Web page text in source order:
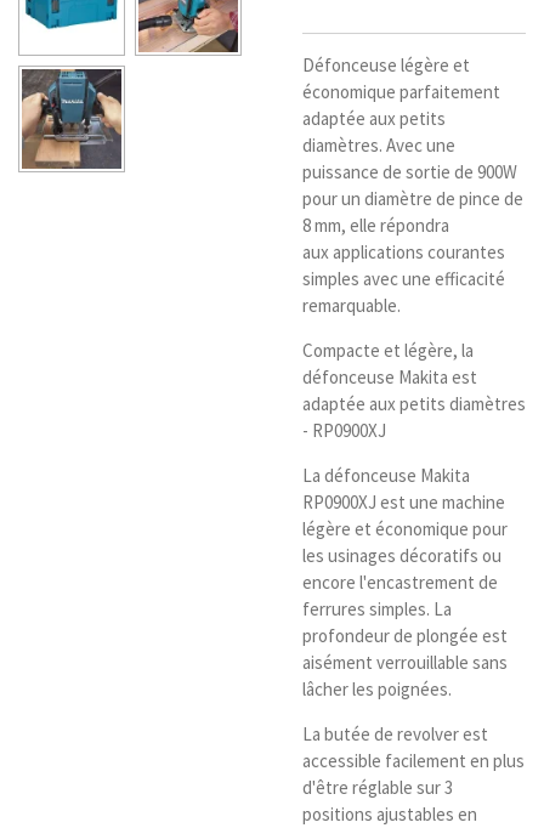
Défonceuse légère et
économique parfaitement
adaptée aux petits
diamètres. Avec une
puissance de sortie de 900W
pour un diamètre de pince de
8 mm, elle répondra
aux applications courantes
simples avec une efficacité
remarquable.
Compacte et légère, la
défonceuse Makita est
adaptée aux petits diamètres
- RP0900XJ
La défonceuse Makita
RP0900XJ est une machine
légère et économique pour
les usinages décoratifs ou
encore l'encastrement de
ferrures simples. La
profondeur de plongée est
aisément verrouillable sans
lâcher les poignées.
La butée de revolver est
accessible facilement en plus
d'être réglable sur 3
positions ajustables en